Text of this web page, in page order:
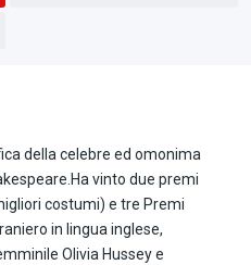
della celebre ed omonima
vinto due premi
costumi) e tre Premi
in lingua inglese,
Olivia Hussey e